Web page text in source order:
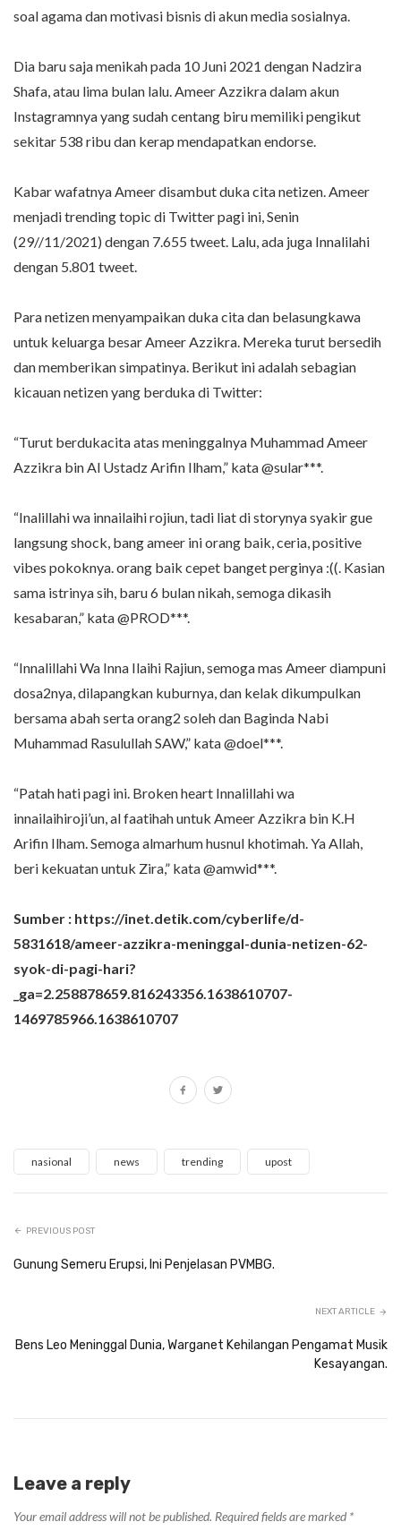
soal agama dan motivasi bisnis di akun media sosialnya.
Dia baru saja menikah pada 10 Juni 2021 dengan Nadzira
Shafa, atau lima bulan lalu. Ameer Azzikra dalam akun
Instagramnya yang sudah centang biru memiliki pengikut
sekitar 538 ribu dan kerap mendapatkan endorse.
Kabar wafatnya Ameer disambut duka cita netizen. Ameer
menjadi trending topic di Twitter pagi ini, Senin
(29//11/2021) dengan 7.655 tweet. Lalu, ada juga Innalilahi
dengan 5.801 tweet.
Para netizen menyampaikan duka cita dan belasungkawa
untuk keluarga besar Ameer Azzikra. Mereka turut bersedih
dan memberikan simpatinya. Berikut ini adalah sebagian
kicauan netizen yang berduka di Twitter:
“Turut berdukacita atas meninggalnya Muhammad Ameer
Azzikra bin Al Ustadz Arifin Ilham,” kata @sular***.
“Inalillahi wa innailaihi rojiun, tadi liat di storynya syakir gue
langsung shock, bang ameer ini orang baik, ceria, positive
vibes pokoknya. orang baik cepet banget perginya :((. Kasian
sama istrinya sih, baru 6 bulan nikah, semoga dikasih
kesabaran,” kata @PROD***.
“Innalillahi Wa Inna Ilaihi Rajiun, semoga mas Ameer diampuni
dosa2nya, dilapangkan kuburnya, dan kelak dikumpulkan
bersama abah serta orang2 soleh dan Baginda Nabi
Muhammad Rasulullah SAW,” kata @doel***.
“Patah hati pagi ini. Broken heart Innalillahi wa
innailaihiroji’un, al faatihah untuk Ameer Azzikra bin K.H
Arifin Ilham. Semoga almarhum husnul khotimah. Ya Allah,
beri kekuatan untuk Zira,” kata @amwid***.
Sumber : https://inet.detik.com/cyberlife/d-
5831618/ameer-azzikra-meninggal-dunia-netizen-62-
syok-di-pagi-hari?
_ga=2.258878659.816243356.1638610707-
1469785966.1638610707
nasional news trending upost
PREVIOUS POST
Gunung Semeru Erupsi, Ini Penjelasan PVMBG.
NEXT ARTICLE
Bens Leo Meninggal Dunia, Warganet Kehilangan Pengamat Musik
Kesayangan.
Leave a reply
Your email address will not be published. Required fields are marked *